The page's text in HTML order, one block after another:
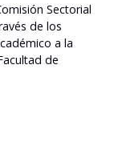
Sectorial
de los
a la
de